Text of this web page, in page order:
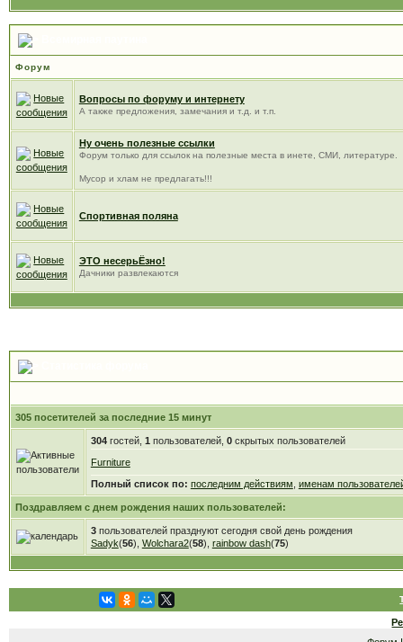
Форум
Вопросы по форуму и интернету
А также предложения, замечания и т.д. и т.п.
Ну очень полезные ссылки
Форум только для ссылок на полезные места в инете, СМИ, литературе.
Мусор и хлам не предлагать!!!
Спортивная поляна
ЭТО несерьЁзно!
Дачники развлекаются
305 посетителей за последние 15 минут
304гостей, 1 пользователей, 0скрытых пользователей
Furniture
Полный список по: последним действиям именам
Поздравляем с днем рождения наших пользователей:
3пользователей празднуют сегодня свой день рождения
Sadyk(56), Wolchara2(58), rainbow dash(75)